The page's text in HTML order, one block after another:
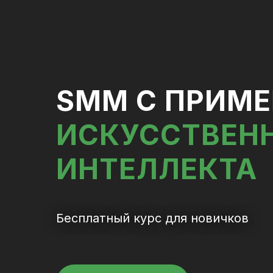
SMM С
ИНТЕЛЛЕКТА
Бесплатный курс для новичков